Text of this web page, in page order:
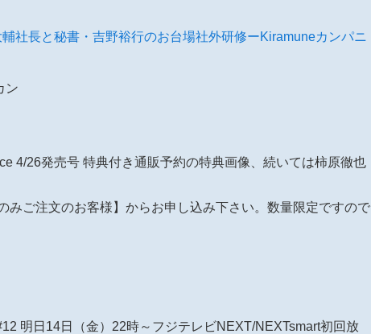
社長と秘書・吉野裕行のお台場社外研修ーKiramuneカンパニ
ン
4/26発売号 特典付き通販予約の特典画像、続いては柿原徹也
みご注文のお客様】からお申し込み下さい。数量限定ですので
明日14日（金）22時～フジテレビNEXT/NEXTsmart初回放